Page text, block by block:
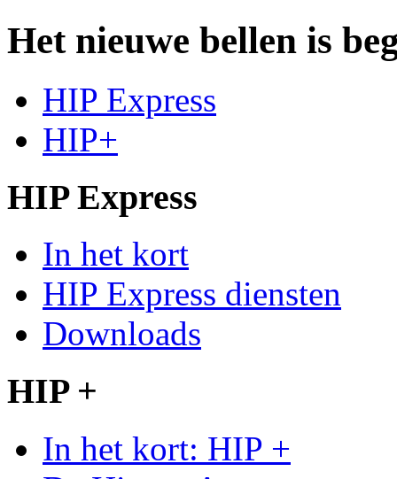
Het nieuwe bellen is
HIP Express
HIP+
HIP Express
In het kort
HIP Express diensten
Downloads
HIP +
In het kort: HIP +